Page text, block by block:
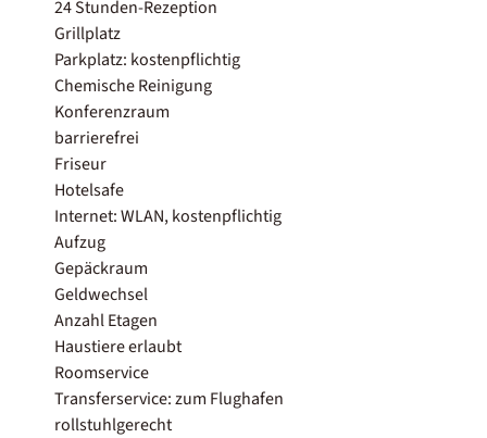
24 Stunden-Rezeption
Grillplatz
Parkplatz: kostenpflichtig
Chemische Reinigung
Konferenzraum
barrierefrei
Friseur
Hotelsafe
Internet: WLAN, kostenpflichtig
Aufzug
Gepäckraum
Geldwechsel
Anzahl Etagen
Haustiere erlaubt
Roomservice
Transferservice: zum Flughafen
rollstuhlgerecht